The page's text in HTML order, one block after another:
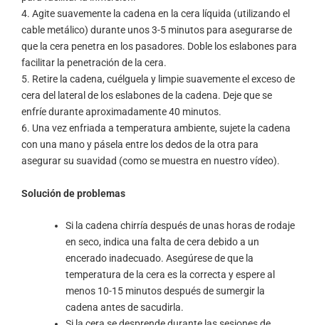
4. Agite suavemente la cadena en la cera líquida (utilizando el
cable metálico) durante unos 3-5 minutos para asegurarse de
que la cera penetra en los pasadores. Doble los eslabones para
facilitar la penetración de la cera.
5. Retire la cadena, cuélguela y limpie suavemente el exceso de
cera del lateral de los eslabones de la cadena. Deje que se
enfríe durante aproximadamente 40 minutos.
6. Una vez enfriada a temperatura ambiente, sujete la cadena
con una mano y pásela entre los dedos de la otra para
asegurar su suavidad (como se muestra en nuestro vídeo).
Solución de problemas
Si la cadena chirría después de unas horas de rodaje
en seco, indica una falta de cera debido a un
encerado inadecuado. Asegúrese de que la
temperatura de la cera es la correcta y espere al
menos 10-15 minutos después de sumergir la
cadena antes de sacudirla.